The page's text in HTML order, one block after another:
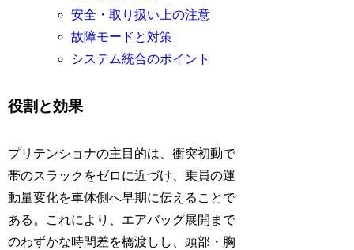
安全・取り扱い上の注意
故障モードと対策
システム統合のポイント
役割と効果
プリテンショナの主目的は、衝突初動で
帯のスラックをゼロに近づけ、乗員の運
動量変化を車体側へ早期に伝えることで
ある。これにより、エアバッグ展開まで
のわずかな時間差を橋渡しし、頭部・胸